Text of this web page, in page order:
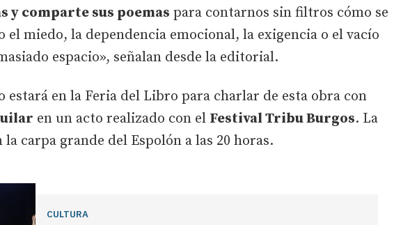
y comparte sus poemas para contarnos sin filtros cómo se
el miedo, la dependencia emocional, la exigencia o el vacío
espacio», señalan desde la editorial.
estará en la Feria del Libro para charlar de esta obra con
en un acto realizado con el Festival Tribu Burgos. La
la carpa grande del Espolón a las 20 horas.
CULTURA